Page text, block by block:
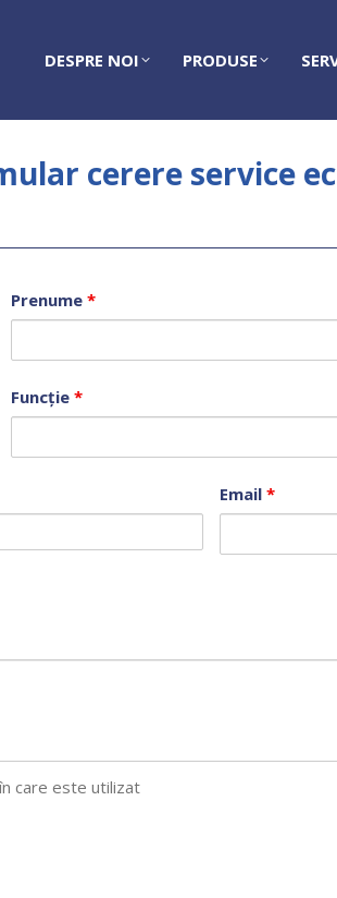
DESPRE NOI PRODUSE
cerere service
Prenume*
Funcție*
Email *
care este utilizat